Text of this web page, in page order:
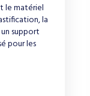
le matériel
la
support
pour les